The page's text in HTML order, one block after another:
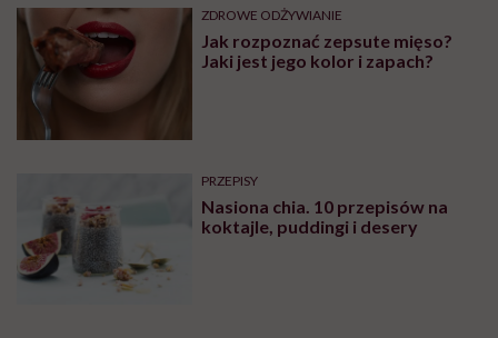
ZDROWE ODŻYWIANIE
Jak rozpoznać zepsute mięso?
Jaki jest jego kolor i zapach?
PRZEPISY
Nasiona chia. 10 przepisów na
koktajle, puddingi i desery